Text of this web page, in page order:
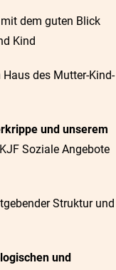
mit dem guten Blick
Kind
des Mutter-Kind-
und unserem
Soziale Angebote
Struktur und
und